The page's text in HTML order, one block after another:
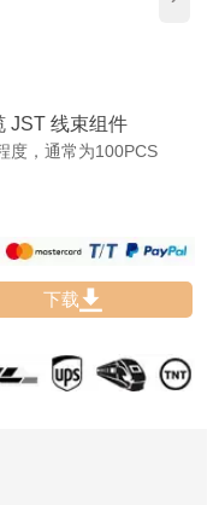
JST 线束组件
度，通常为100PCS
下载